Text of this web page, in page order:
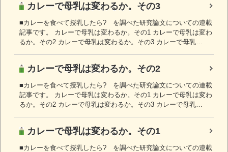
カレーで母乳は変わるか。その3
■カレーを食べて授乳したら? を調べた研究論文についての連載
記事です。 カレーで母乳は変わるか。その1 カレーで母乳は変わ
るか。その2 カレーで母乳は変わるか。その3 カレーで母乳…
カレーで母乳は変わるか。その2
■カレーを食べて授乳したら? を調べた研究論文についての連載
記事です。 カレーで母乳は変わるか。その1 カレーで母乳は変わ
るか。その2 カレーで母乳は変わるか。その3 カレーで母乳…
カレーで母乳は変わるか。その1
■カレーを食べて授乳したら? を調べた研究論文についての連載